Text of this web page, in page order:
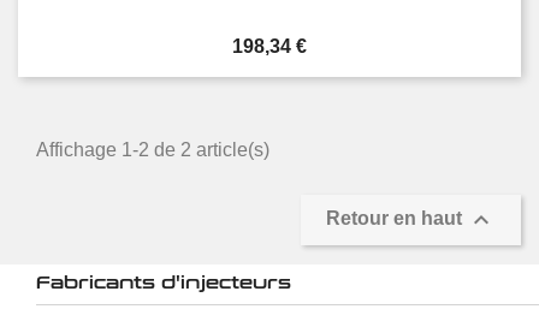
Prix
198,34 €
Affichage 1-2 de 2 article(s)
Retour en haut 
Fabricants d'injecteurs